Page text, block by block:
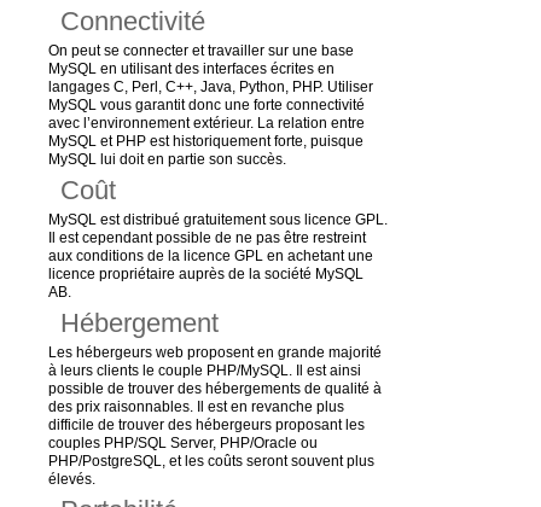
Connectivité
On peut se connecter et travailler sur une base
MySQL en utilisant des interfaces écrites en
langages C, Perl, C++, Java, Python, PHP. Utiliser
MySQL vous garantit donc une forte connectivité
avec l’environnement extérieur. La relation entre
MySQL et PHP est historiquement forte, puisque
MySQL lui doit en partie son succès.
Coût
MySQL est distribué gratuitement sous licence GPL.
Il est cependant possible de ne pas être restreint
aux conditions de la licence GPL en achetant une
licence propriétaire auprès de la société MySQL
AB.
Hébergement
Les hébergeurs web proposent en grande majorité
à leurs clients le couple PHP/MySQL. Il est ainsi
possible de trouver des hébergements de qualité à
des prix raisonnables. Il est en revanche plus
difficile de trouver des hébergeurs proposant les
couples PHP/SQL Server, PHP/Oracle ou
PHP/PostgreSQL, et les coûts seront souvent plus
élevés.